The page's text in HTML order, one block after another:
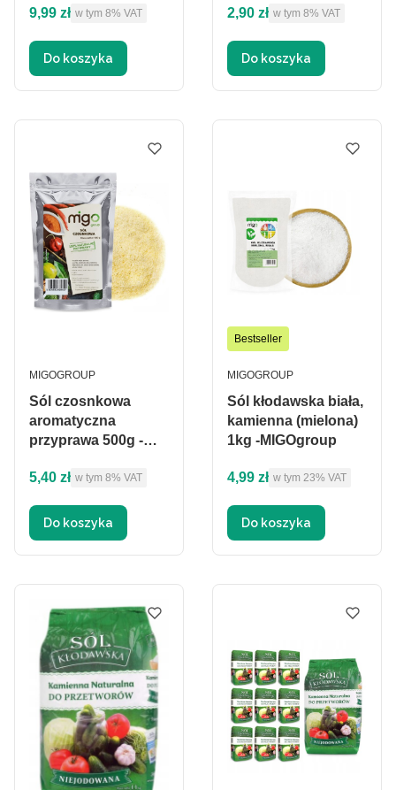
Cena brutto
9,99 zł w tym %s VAT
w tym 8% VAT
Do koszyka
Cena brutto
2,90 zł w tym %s VAT
w tym 8% VAT
Do koszyka
Sól czosnkowa
aromatyczna
przyprawa 500g -
PRODUCENT
MIGOGROUP
Cena brutto
5,40 zł w tym %s VAT
w tym 8% VAT
Do koszyka
Bestseller
Sól kłodawska biała,
kamienna (mielona)
1kg -MIGOgroup
PRODUCENT
MIGOGROUP
Cena brutto
4,99 zł w tym %s VAT
w tym 23% VAT
Do koszyka